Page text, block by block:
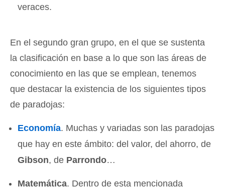
veraces.
En el segundo gran grupo, en el que se sustenta
la clasificación en base a lo que son las áreas de
conocimiento en las que se emplean, tenemos
que destacar la existencia de los siguientes tipos
de paradojas:
Economía. Muchas y variadas son las paradojas
que hay en este ámbito: del valor, del ahorro, de
Gibson, de Parrondo…
Matemática. Dentro de esta mencionada